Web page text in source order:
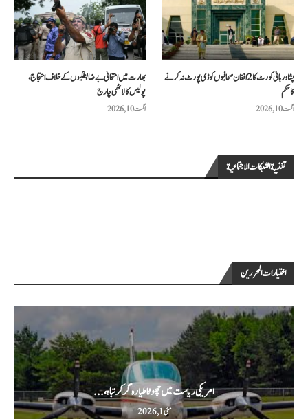
بھارت میں امتحانی بے ضابطگیوں کے خلاف احتجاج،
پولیس کا لاٹھی چارج
اگست 10, 2026
پشاور ہائی کورٹ کا 2 افغان صحافیوں کو ڈی پورٹ نہ کرنے
کا حکم
اگست 10, 2026
تغذية الشبكات الاجتماعية
اختيارات المحررين
امریکی ریاست میں چھوٹا طیارہ گر کر تباہ،...
مئی 1, 2026